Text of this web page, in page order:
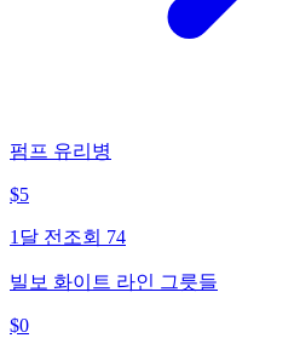
펌프 유리병
$5
1달 전 조회 74
빌보 화이트 라인 그릇들
$0